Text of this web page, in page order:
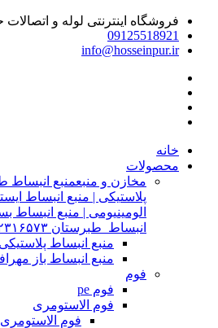
فروشگاه اینترنتی لوله و اتصالات
09125518921
info@hosseinpur.ir
خانه
محصولات
مخازن و منبعمنبع انبساط
پلاستیکی | منبع انبساط
الومینیومی | منبع انبساط
انبساط طبرستان ۰۲۱٫۲۲۳۱۶۵۷۳
منبع انبساط
منبع انبساط باز
فوم
فوم pe
فوم الاستومری
فوم